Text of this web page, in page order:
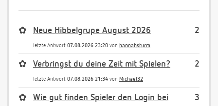
2
✿ Neue Hibbelgrupe August 2026
letzte Antwort 07.08.2026 23:20 von hannahsturm
2
✿ Verbringst du deine Zeit mit Spielen?
letzte Antwort 07.08.2026 21:34 von Michael32
3
✿
Wie gut finden Spieler den Login bei